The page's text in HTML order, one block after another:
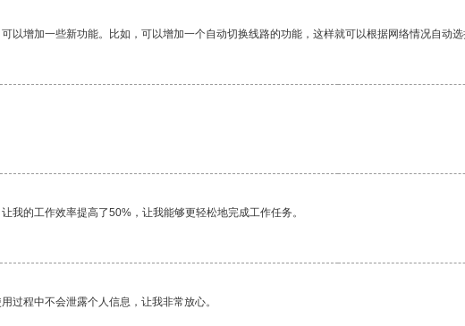
以增加一些新功能。比如，可以增加一个自动切换线路的功能，这样就可以根据网络情况自动选
我的工作效率提高了50%，让我能够更轻松地完成工作任务。
过程中不会泄露个人信息，让我非常放心。